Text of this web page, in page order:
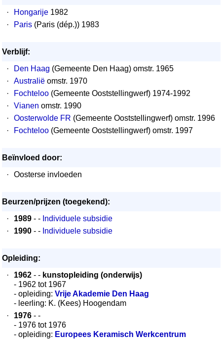
· Hongarije 1982
·
Paris (Paris (dép.)) 1983
Verblijf:
·
Den Haag (Gemeente Den Haag) omstr. 1965
·
Australië omstr. 1970
·
Fochteloo (Gemeente Ooststellingwerf) 1974-1992
·
Vianen omstr. 1990
·
Oosterwolde FR (Gemeente Ooststellingwerf) omstr. 1996
·
Fochteloo (Gemeente Ooststellingwerf) omstr. 1997
Beïnvloed door:
·
Oosterse invloeden
Beurzen/prijzen (toegekend):
·
1989 - - Individuele subsidie
·
1990 - - Individuele subsidie
Opleiding:
·
1962 - - kunstopleiding (onderwijs)
- 1962 tot 1967
- opleiding: Vrije Akademie Den Haag
- leerling: K. (Kees) Hoogendam
·
1976 - -
- 1976 tot 1976
- opleiding: Europees Keramisch Werkcentrum